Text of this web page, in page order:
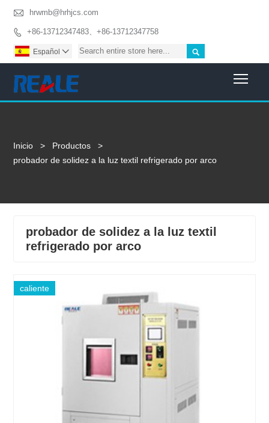
 hrwmb@hrhjcs.com
 +86-13712347483、+86-13712347758

Español 
Inicio > Productos
>
probador de solidez a la luz textil refrigerado por arco
probador de solidez a la luz textil
refrigerado por arco
caliente